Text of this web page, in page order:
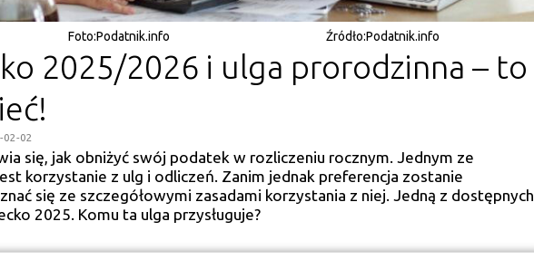
Foto:Podatnik.info Źródło:Podatnik.info
2025/2026 i ulga prorodzinna – to
02-02
się, jak obniżyć swój podatek w rozliczeniu rocznym. Jednym ze
korzystanie z ulg i odliczeń. Zanim jednak preferencja zostanie
się ze szczegółowymi zasadami korzystania z niej. Jedną z dostępnych
2025. Komu ta ulga przysługuje?